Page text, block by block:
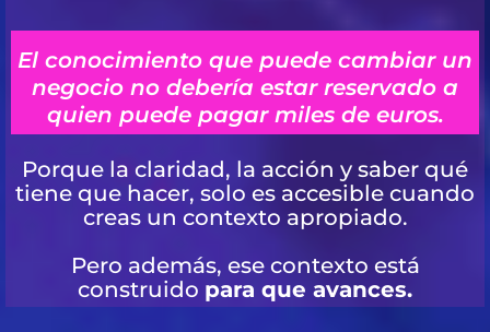
El conocimiento que puede cambiar un
negocio no debería estar reservado a
quien puede pagar miles de euros.
Porque la claridad, la acción y saber qué
tiene que hacer, solo es accesible cuando
creas un contexto apropiado.
Pero además, ese contexto está
construido para que avances.